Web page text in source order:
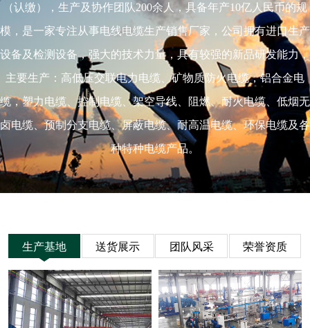
（认缴），生产及协作团队200余人，具备年产10亿人民币的规
模，是一家专注从事电线电缆生产销售厂家，公司拥有进口生产
设备及检测设备，强大的技术力量，具有较强的新品研发能力，
主要生产：高低压交联电力电缆、矿物质防火电缆，铝合金电
缆，塑力电缆、控制电缆、架空导线、阻燃、耐火电缆、低烟无
卤电缆、预制分支电缆、屏蔽电缆、耐高温电缆、环保电缆及各
种特种电缆产品。
生产基地 送货展示 团队风采 荣誉资质